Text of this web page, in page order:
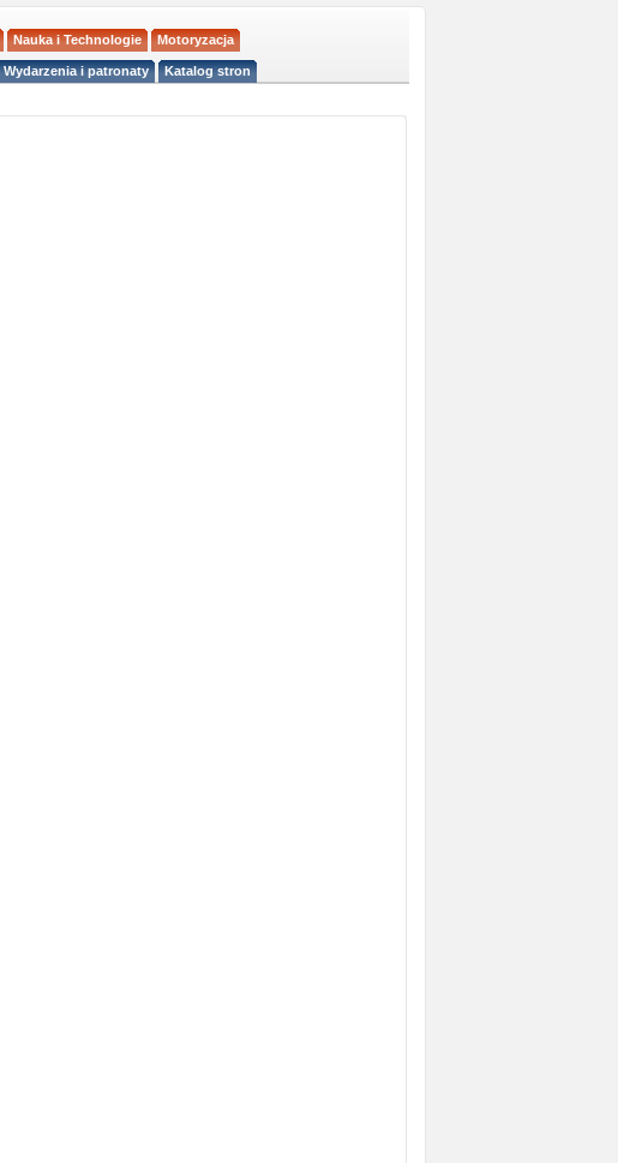
Nauka i Technologie Motoryzacja
Wydarzenia i patronaty Katalog stron